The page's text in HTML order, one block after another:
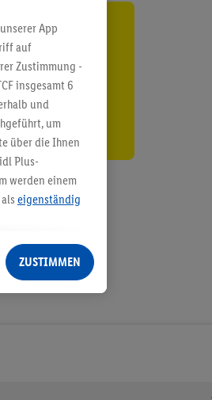
App
auf
Zustimmung -
insgesamt 6
und
um
über die Ihnen
Plus-
werden einem
eigenständig
Dienste, Ihr
Ihre
Speichern von
ZUSTIMMEN